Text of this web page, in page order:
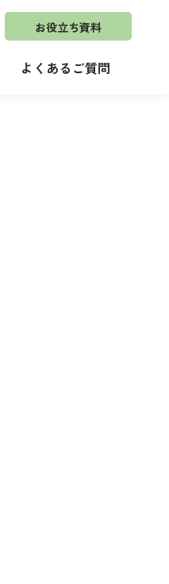
お役立ち資料
よくあるご質問